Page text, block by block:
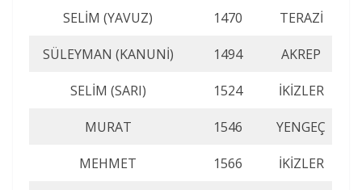
SELİM (YAVUZ) 1470 TERAZİ
SÜLEYMAN (KANUNİ) 1494 AKREP
SELİM (SARI) 1524 İKİZLER
MURAT 1546 YENGEÇ
MEHMET 1566 İKİZLER